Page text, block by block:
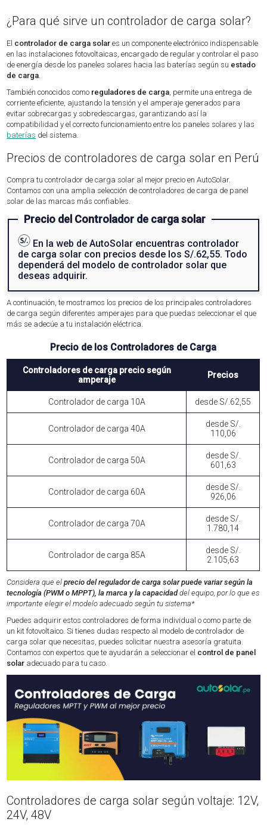
¿Para qué sirve un controlador de carga solar?
El controlador de carga solar es un componente electrónico indispensable
en las instalaciones fotovoltaicas, encargado de regular y controlar el paso
de energía desde los paneles solares hacia las baterías según su estado
de carga
También conocidos como reguladores de carga , permite una entrega de
corriente eficiente, ajustando la tensión y el amperaje generados para
evitar sobrecargas y sobredescargas, garantizando así la
compatibilidad y el correcto funcionamiento entre los paneles solares y las
baterías del sistema.
Precios de controladores de carga solar en Perú
Compra tu controlador de carga solar al mejor precio en AutoSolar.
Contamos con una amplia selección de controladores de carga de panel
solar de las marcas más confiables.
Precio del Controlador de carga solar
En la web de AutoSolar encuentras controlador
de carga solar con precios desde los S/.62,55. Todo
dependerá del modelo de controlador solar que
deseas adquirir.
A continuación, te mostramos los precios de los principales controladores
de carga según diferentes amperajes para que puedas seleccionar el que
más se adecúe a tu instalación eléctrica.
Precio de los Controladores de Carga
Controladores de carga precio según
amperaje
Precios
Controlador de carga 10A desde S/.62,55
Controlador de carga 40A
desde S/.
110,06
Controlador de carga 50A
desde S/.
601,63
Controlador de carga 60A
desde S/.
926,06
Controlador de carga 70A
desde S/.
1.780,14
Controlador de carga 85A
desde S/.
2.105,63
Considera que elprecio del regulador de carga solar puede variar según la
tecnología (PWM o MPPT), la marca y la capacidaddel equipo, por lo que es
importante elegir el modelo adecuado según tu sistema*
Puedes adquirir estos controladores de forma individual o como parte de
un kit fotovoltaico. Si tienes dudas respecto al modelo de controlador de
carga solar que necesitas, puedes solicitar nuestra asesoría gratuita.
Contamos con expertos que te ayudarán a seleccionar el control de panel
solar adecuado para tu caso.
Controladores de carga solar según voltaje: 12V,
24V, 48V